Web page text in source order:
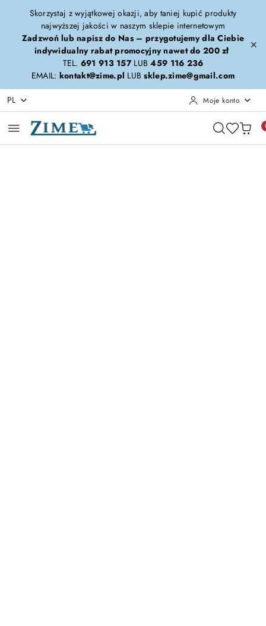
Przejdź do treści głównej
Przejdź do wyszukiwarki
Przejdź do moje konto
Przejdź do menu głównego
Przejdź do opisu produktu
Przejdź do stopki
Skorzystaj z wyjątkowej okazji, aby taniej kupić produkty
najwyższej jakości w naszym sklepie internetowym
Zadzwoń lub napisz do Nas – przygotujemy dla Ciebie
indywidualny rabat promocyjny nawet do 200 zł
TEL. 691 913 157LUB459 116 236
EMAIL: kontakt@zime.pl LUBsklep.zime@gmail.com
PL Moje konto